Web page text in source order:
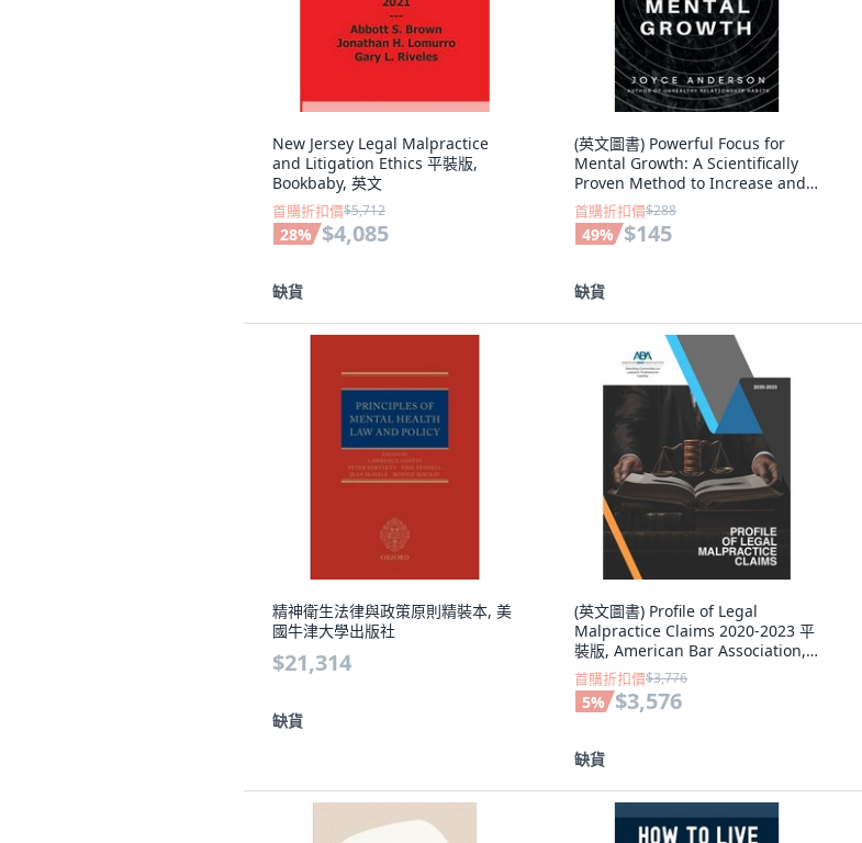
New Jersey Legal Malpractice
and Litigation Ethics 平裝版,
Bookbaby, 英文
首購折扣價$5,712
28% $4,085
缺貨
(英文圖書) Powerful Focus for
Mental Growth: A Scientifically
Proven Method to Increase and
Maintain Pro... 平裝版,
Independently Published, 英文
首購折扣價$288
49% $145
缺貨
精神衛生法律與政策原則精裝本, 美
國牛津大學出版社
$21,314
缺貨
(英文圖書) Profile of Legal
Malpractice Claims 2020-2023 平
裝版, American Bar Association,
英文
首購折扣價$3,776
5% $3,576
缺貨